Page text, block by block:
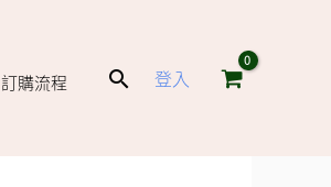
訂購流程
搜
登入